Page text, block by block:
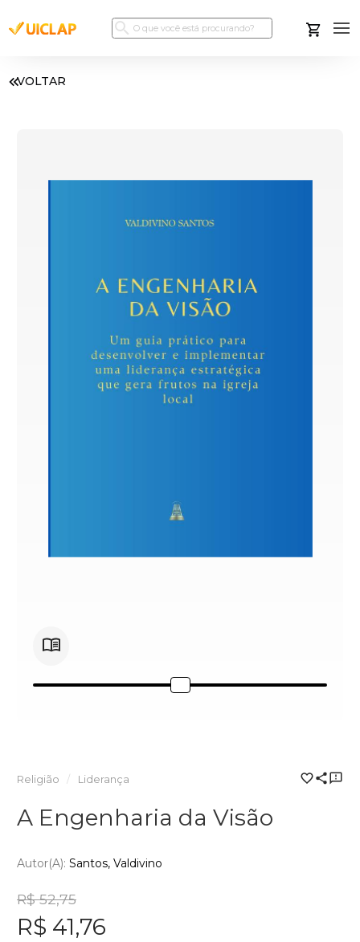
VOLTAR
Religião Liderança
A Engenharia da Visão
Autor(a): Santos, Valdivino
R$ 52,75
R$ 41,76